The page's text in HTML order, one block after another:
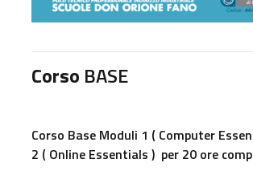
Corso BASE
Corso Base Moduli 1 ( Computer
2 ( Online Essentials ) per 20 ore